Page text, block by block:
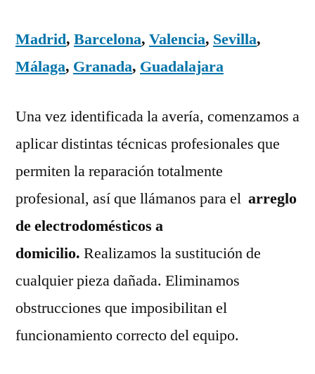
Madrid, Barcelona, Valencia, Sevilla,
Málaga, Granada, Guadalajara
Una vez identificada la avería, comenzamos a
aplicar distintas técnicas profesionales que
permiten la reparación totalmente
profesional, así que llámanos para el arreglo
de electrodomésticos a
domicilio. Realizamos la sustitución de
cualquier pieza dañada. Eliminamos
obstrucciones que imposibilitan el
funcionamiento correcto del equipo.